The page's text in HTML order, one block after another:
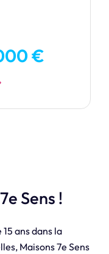
€
Sens !
ans dans la
Maisons 7e Sens